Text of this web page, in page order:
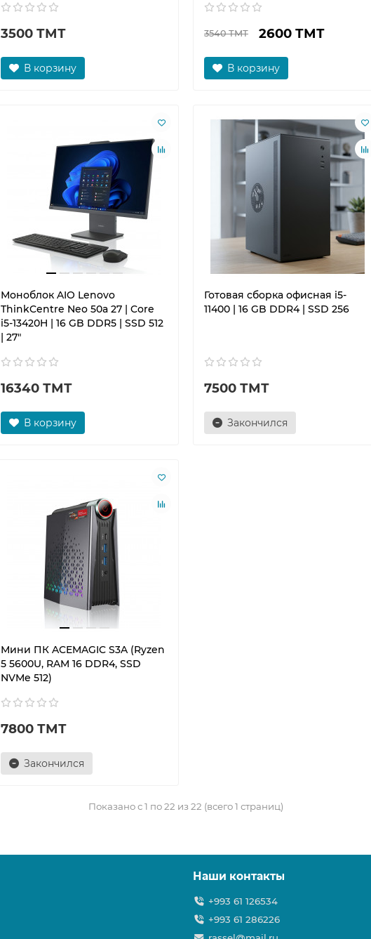
3500 ТМТ
В корзину
3540 ТМТ 2600 ТМТ
В корзину
Моноблок AIO Lenovo
ThinkCentre Neo 50a 27 | Core
i5-13420H | 16 GB DDR5 | SSD 512
| 27"
16340 ТМТ
В корзину
Готовая сборка офисная i5-
11400 | 16 GB DDR4 | SSD 256
7500 ТМТ
Закончился
Мини ПК ACEMAGIC S3A (Ryzen
5 5600U, RAM 16 DDR4, SSD
NVMe 512)
7800 ТМТ
Закончился
Показано с 1 по 22 из 22 (всего 1 страниц)
Наши контакты
+993 61 126534
+993 61 286226